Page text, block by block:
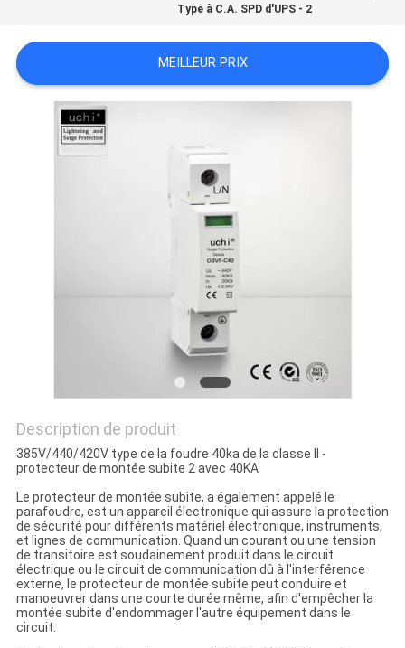
UNE
CITATION
PLAN
Type à C.A. SPD d'UPS - 2
MEILLEUR PRIX
Description de produit
385V/440/420V type de la foudre 40ka de la classe II -
protecteur de montée subite 2 avec 40KA
Le protecteur de montée subite, a également appelé le
parafoudre, est un appareil électronique qui assure la protection
de sécurité pour différents matériel électronique, instruments,
et lignes de communication. Quand un courant ou une tension
de transitoire est soudainement produit dans le circuit
électrique ou le circuit de communication dû à l'interférence
externe, le protecteur de montée subite peut conduire et
manoeuvrer dans une courte durée même, afin d'empêcher la
montée subite d'endommager l'autre équipement dans le
circuit.